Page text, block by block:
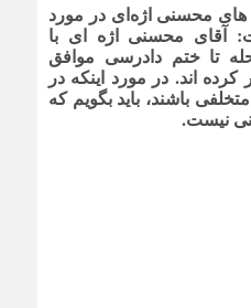
محسنی اژه‌ای در مورد
آقای محسنی اژه ای با
تا ختم دادرسی موافق
اند. در مورد اینکه در
باشند، باید بگویم که
نیست.